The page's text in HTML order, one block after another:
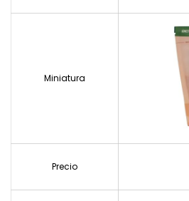
Miniatura
Precio